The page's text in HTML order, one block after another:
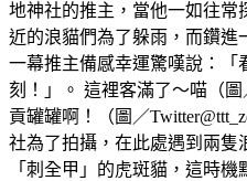
地神社的推主，當他一如往常
近的浪貓們為了躲雨，而鑽進
一幕推主備感幸運驚嘆說：「
刻！」。 這裡客滿了～喵（圖
貢罐罐啊！（圖／
社為了拍攝，在此處遇到兩隻
「刺全甲」的虎斑貓，這時